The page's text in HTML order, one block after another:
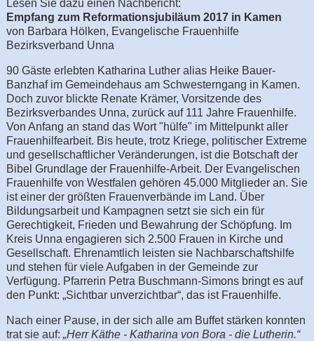
Lesen Sie dazu einen Nachbericht:
Empfang zum Reformationsjubiläum 2017 in Kamen
von Barbara Hölken, Evangelische Frauenhilfe
Bezirksverband Unna
90 Gäste erlebten Katharina Luther alias Heike Bauer-
Banzhaf im Gemeindehaus am Schwesterngang in Kamen.
Doch zuvor blickte Renate Krämer, Vorsitzende des
Bezirksverbandes Unna, zurück auf 111 Jahre Frauenhilfe.
Von Anfang an stand das Wort "hülfe" im Mittelpunkt aller
Frauenhilfearbeit. Bis heute, trotz Kriege, politischer Extreme
und gesellschaftlicher Veränderungen, ist die Botschaft der
Bibel Grundlage der Frauenhilfe-Arbeit. Der Evangelischen
Frauenhilfe von Westfalen gehören 45.000 Mitglieder an. Sie
ist einer der größten Frauenverbände im Land. Über
Bildungsarbeit und Kampagnen setzt sie sich ein für
Gerechtigkeit, Frieden und Bewahrung der Schöpfung. Im
Kreis Unna engagieren sich 2.500 Frauen in Kirche und
Gesellschaft. Ehrenamtlich leisten sie Nachbarschaftshilfe
und stehen für viele Aufgaben in der Gemeinde zur
Verfügung. Pfarrerin Petra Buschmann-Simons bringt es auf
den Punkt: „Sichtbar unverzichtbar“, das ist Frauenhilfe.
Nach einer Pause, in der sich alle am Buffet stärken konnten
trat sie auf: „Herr Käthe - Katharina von Bora - die Lutherin.“